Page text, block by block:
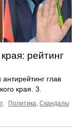
рейтинг
глав
края. 3.
. Политика, Скандалы